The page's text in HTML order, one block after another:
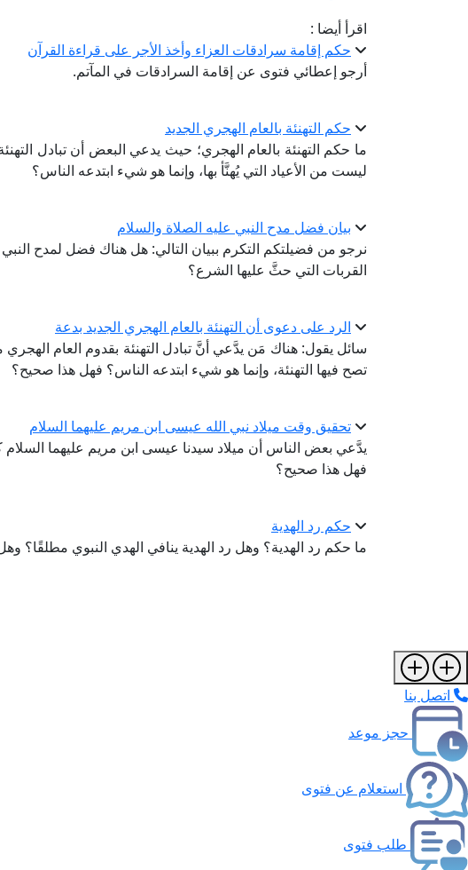
اقرأ أيضا :
حكم إقامة سرادقات العزاء وأخذ الأجر على قراءة القرآن
أرجو إعطائي فتوى عن إقامة السرادقات في المآتم.
حكم التهنئة بالعام الهجري الجديد
ما حكم التهنئة بالعام الهجري؛ حيث يدعي البعض أن تبادل
ليست من الأعياد التي يُهنَّأ بها، وإنما هو شيء ابتدعه الناس؟
بيان فضل مدح النبي عليه الصلاة والسلام
نرجو من فضيلتكم التكرم ببيان التالي: هل هناك فضل لمدح
القربات التي حثَّ عليها الشرع؟
الرد على دعوى أن التهنئة بالعام الهجري الجديد بدعة
سائل يقول: هناك مَن يدَّعي أنَّ تبادل التهنئة بقدوم العام الهجري
تصح فيها التهنئة، وإنما هو شيء ابتدعه الناس؟ فهل هذا صحيح؟
تحقيق وقت ميلاد نبي الله عيسى ابن مريم عليهما السلام
يدَّعي بعض الناس أن ميلاد سيدنا عيسى ابن مريم عليهما
فهل هذا صحيح؟
حكم رد الهدية
ما حكم رد الهدية؟ وهل رد الهدية ينافي الهدي النبوي مطلقًا؟
اتصل بنا
حجز موعد
استعلام عن فتوى
طلب فتوى